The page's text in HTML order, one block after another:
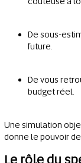
De sous-
future.
De vous
budget réel.
Une simulation
donne le pouvoir